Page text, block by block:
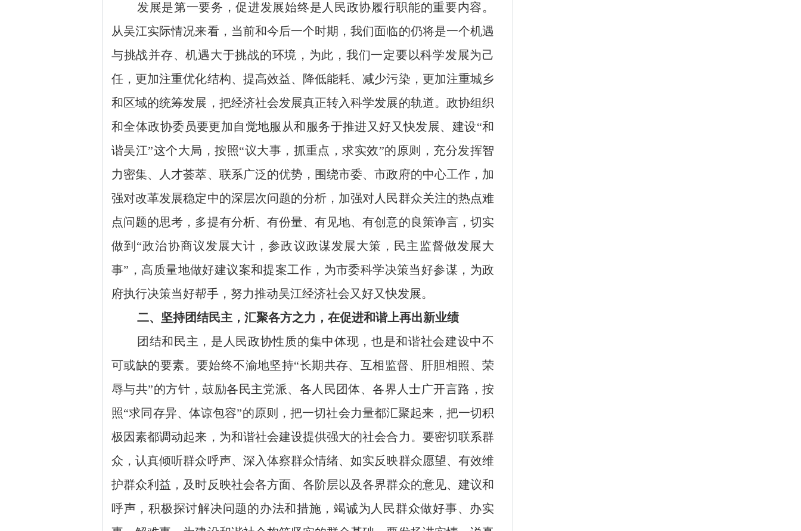
发展是第一要务，促进发展始终是人民政协履行职能的重要内容。
从吴江实际情况来看，当前和今后一个时期，我们面临的仍将是一个机遇
与挑战并存、机遇大于挑战的环境，为此，我们一定要以科学发展为己
任，更加注重优化结构、提高效益、降低能耗、减少污染，更加注重城乡
和区域的统筹发展，把经济社会发展真正转入科学发展的轨道。政协组织
和全体政协委员要更加自觉地服从和服务于推进又好又快发展、建设“和
谐吴江”这个大局，按照“议大事，抓重点，求实效”的原则，充分发挥智
力密集、人才荟萃、联系广泛的优势，围绕市委、市政府的中心工作，加
强对改革发展稳定中的深层次问题的分析，加强对人民群众关注的热点难
点问题的思考，多提有分析、有份量、有见地、有创意的良策诤言，切实
做到“政治协商议发展大计，参政议政谋发展大策，民主监督做发展大
事”，高质量地做好建议案和提案工作，为市委科学决策当好参谋，为政
府执行决策当好帮手，努力推动吴江经济社会又好又快发展。
二、坚持团结民主，汇聚各方之力，在促进和谐上再出新业绩
团结和民主，是人民政协性质的集中体现，也是和谐社会建设中不
可或缺的要素。要始终不渝地坚持“长期共存、互相监督、肝胆相照、荣
辱与共”的方针，鼓励各民主党派、各人民团体、各界人士广开言路，按
照“求同存异、体谅包容”的原则，把一切社会力量都汇聚起来，把一切积
极因素都调动起来，为和谐社会建设提供强大的社会合力。要密切联系群
众，认真倾听群众呼声、深入体察群众情绪、如实反映群众愿望、有效维
护群众利益，及时反映社会各方面、各阶层以及各界群众的意见、建议和
呼声，积极探讨解决问题的办法和措施，竭诚为人民群众做好事、办实